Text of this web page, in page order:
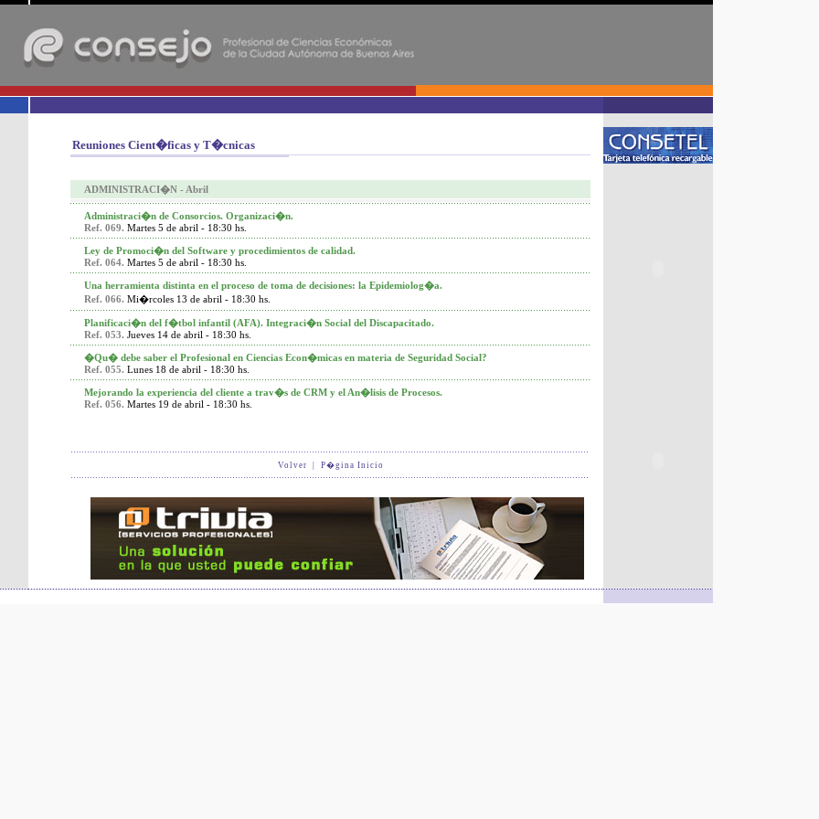
Reuniones Cient�ficas y T�cnicas
ADMINISTRACI�N - Abril
Administraci�n de Consorcios. Organizaci�n.
Ref. 069. Martes 5 de abril - 18:30 hs.
Ley de Promoci�n del Software y procedimientos de calidad.
Ref. 064. Martes 5 de abril - 18:30 hs.
Una herramienta distinta en el proceso de toma de decisiones: la Epidemiolog�a.
Ref. 066. Mi�rcoles 13 de abril - 18:30 hs.
Planificaci�n del f�tbol infantil (AFA). Integraci�n Social del Discapacitado.
Ref. 053. Jueves 14 de abril - 18:30 hs.
�Qu� debe saber el Profesional en Ciencias Econ�micas en materia de Seguridad Social?
Ref. 055. Lunes 18 de abril - 18:30 hs.
Mejorando la experiencia del cliente a trav�s de CRM y el An�lisis de Procesos.
Ref. 056. Martes 19 de abril - 18:30 hs.
Volver P�gina Inicio